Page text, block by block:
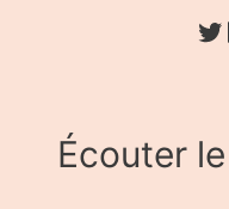
Twitter
Écouter